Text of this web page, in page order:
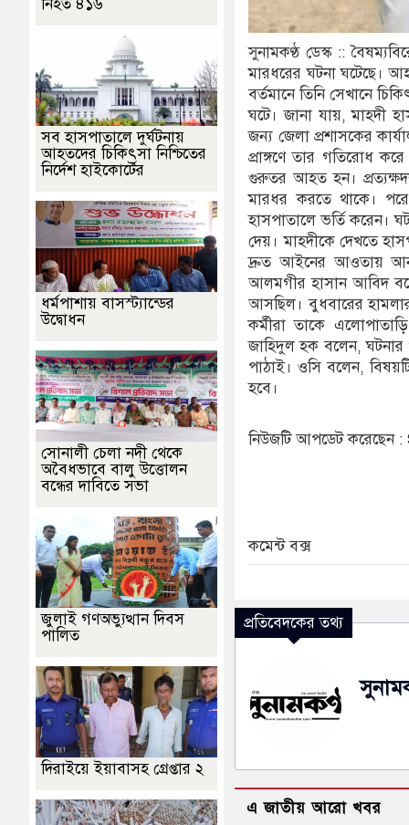
সুনামকণ্ঠ ডেস্ক ::
মারধরের ঘটনা ঘটেছে।
বর্তমানে তিনি সেখানে
ঘটে। জানা যায়, মাহদী
জন্য জেলা প্রশাসকের
প্রাঙ্গণে তার গতিরোধ
গুরুতর আহত হন।
মারধর করতে থাকে।
হাসপাতালে ভর্তি করেন।
দেয়। মাহদীকে দেখতে
দ্রুত আইনের আওতায়
আলমগীর হাসান আবিদ
আসছিল। বুধবারের
কর্মীরা তাকে
জাহিদুল হক বলেন, ঘটনার
পাঠাই। ওসি বলেন,
হবে।
নিউজটি আপডেট করেছেন
কমেন্ট বক্স
প্রতিবেদকের তথ্য
এ জাতীয় আরো খবর
সব হাসপাতালে দুর্ঘটনায়
আহতদের চিকিৎসা নিশ্চিতের
নির্দেশ হাইকোর্টের
ধর্মপাশায় বাসস্ট্যান্ডের
উদ্বোধন
সোনালী চেলা নদী থেকে
অবৈধভাবে বালু উত্তোলন
বন্ধের দাবিতে সভা
জুলাই গণঅভ্যুত্থান দিবস
পালিত
দিরাইয়ে ইয়াবাসহ গ্রেপ্তার ২